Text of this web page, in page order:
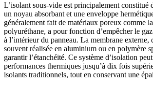
L’isolant sous-vide est principalement constitué
un noyau absorbant et une enveloppe
généralement fait de matériaux poreux comme
polyuréthane, a pour fonction d’empêcher le
à l’intérieur du panneau. La membrane externe,
souvent réalisée en aluminium ou en polymère
garantir l’étanchéité. Ce système d’isolation
performances thermiques jusqu’à dix fois
isolants traditionnels, tout en conservant une